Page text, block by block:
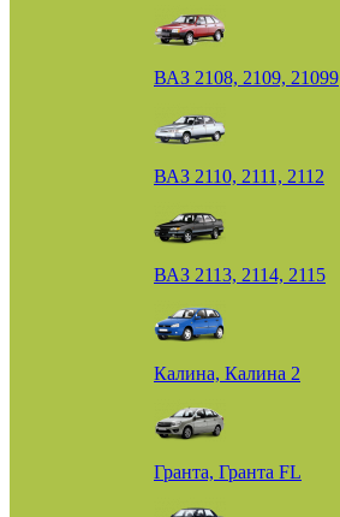
ВАЗ 2108, 2109, 21099
ВАЗ 2110, 2111, 2112
ВАЗ 2113, 2114, 2115
Калина, Калина 2
Гранта, Гранта FL